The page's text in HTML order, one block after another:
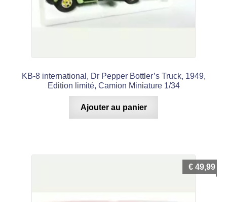
KB-8 international, Dr Pepper Bottler’s Truck, 1949,
Edition limité, Camion Miniature 1/34
Ajouter au panier
€ 49,99